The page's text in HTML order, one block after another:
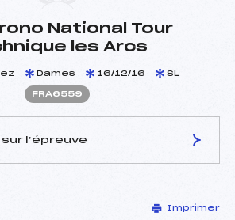
National Tour
les Arcs
Dames 16/12/16 SL
FRA6559
l’épreuve
ZOTTI DANIELA ()
Imprimer